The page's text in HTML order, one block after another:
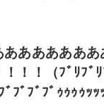
あああああ
！！（ﾌﾞﾘﾌﾞ
ﾌﾞﾌﾞﾌﾞｩｩｩｩｯｯ